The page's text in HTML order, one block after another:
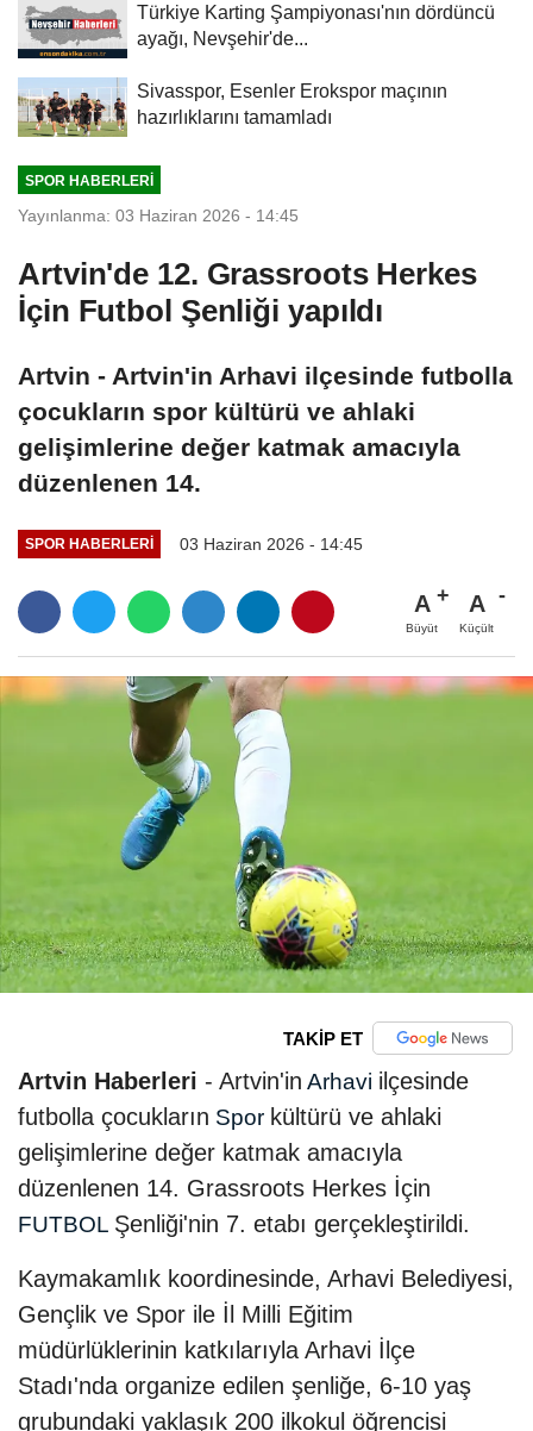
Türkiye Karting Şampiyonası'nın dördüncü
ayağı, Nevşehir'de...
Sivasspor, Esenler Erokspor maçının
hazırlıklarını tamamladı
SPOR HABERLERI
Yayınlanma: 03 Haziran 2026 - 14:45
Artvin'de 12. Grassroots Herkes
İçin Futbol Şenliği yapıldı
Artvin - Artvin'in Arhavi ilçesinde futbolla
çocukların spor kültürü ve ahlaki
gelişimlerine değer katmak amacıyla
düzenlenen 14.
SPOR HABERLERI 03 Haziran 2026 - 14:45
A
Büyüt
A
Küçült
TAKİP ET
Artvin Haberleri - Artvin'in Arhavi ilçesinde
futbolla çocukların Spor kültürü ve ahlaki
gelişimlerine değer katmak amacıyla
düzenlenen 14. Grassroots Herkes İçin
FUTBOL Şenliği'nin 7. etabı gerçekleştirildi.
Kaymakamlık koordinesinde, Arhavi Belediyesi,
Gençlik ve Spor ile İl Milli Eğitim
müdürlüklerinin katkılarıyla Arhavi İlçe
Stadı'nda organize edilen şenliğe, 6-10 yaş
grubundaki yaklaşık 200 ilkokul öğrencisi